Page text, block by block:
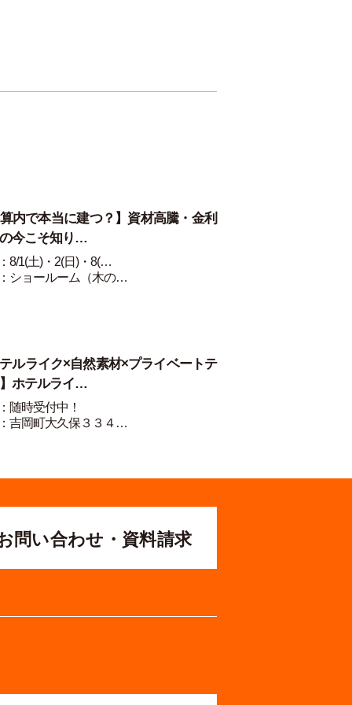
内で本当に建つ？】資材高騰・金利
今こそ知り…
8/1(土)・2(日)・8(…
ショールーム（木の…
ルライク×自然素材×プライベートテ
ホテルライ…
随時受付中！
吉岡町大久保３３４…
問い合わせ・資料請求